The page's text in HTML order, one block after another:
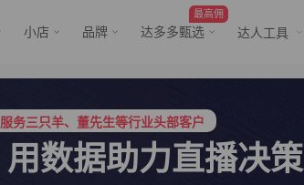
小店 品牌
最高佣
达多多甄选 达人工具
服务三只羊、董先生等行业头部客户
行业价格屠夫，年卡会员低至798/年
用数据助力直播决策